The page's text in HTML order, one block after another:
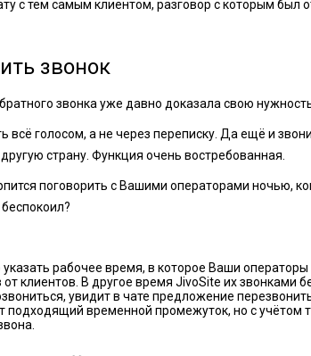
с тем самым клиентом, разговор с которым был
звонок
звонка уже давно доказала свою
всё голосом, а не через переписку. Да ещё и
страну. Функция очень востребованная.
поговорить с Вашими операторами ночью,
рабочее время, в которое Ваши операторы
клиентов. В другое время JivoSite их звонками
увидит в чате предложение
подходящий временной промежуток, но с учётом